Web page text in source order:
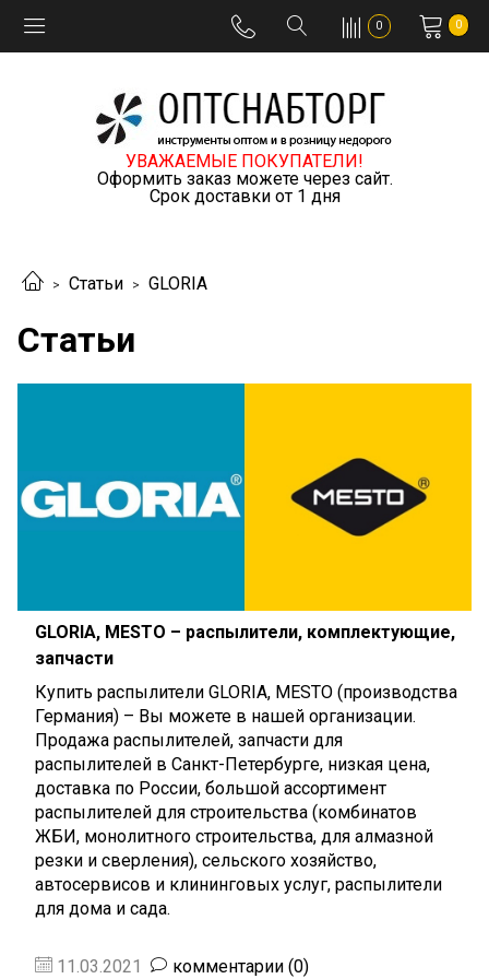
0 0
УВАЖАЕМЫЕ ПОКУПАТЕЛИ!
Оформить заказ можете через сайт.
Срок доставки от 1 дня
Статьи GLORIA
Статьи
GLORIA, MESTO – распылители, комплектующие,
запчасти
Купить распылители GLORIA, MESTO (производства
Германия) – Вы можете в нашей организации.
Продажа распылителей, запчасти для
распылителей в Санкт-Петербурге, низкая цена,
доставка по России, большой ассортимент
распылителей для строительства (комбинатов
ЖБИ, монолитного строительства, для алмазной
резки и сверления), сельского хозяйство,
автосервисов и клининговых услуг, распылители
для дома и сада.
11.03.2021 комментарии (0)